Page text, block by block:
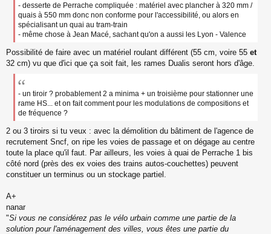
- desserte de Perrache compliquée : matériel avec plancher à 320 mm /
quais à 550 mm donc non conforme pour l'accessibilité, ou alors en
spécialisant un quai au tram-train
- même chose à Jean Macé, sachant qu'on a aussi les Lyon - Valence
Possibilité de faire avec un matériel roulant différent (55 cm, voire 55 et
32 cm) vu que d'ici que ça soit fait, les rames Dualis seront hors d'âge.
- un tiroir ? probablement 2 a minima + un troisième pour stationner une
rame HS... et on fait comment pour les modulations de compositions et
de fréquence ?
2 ou 3 tiroirs si tu veux : avec la démolition du bâtiment de l'agence de
recrutement Sncf, on ripe les voies de passage et on dégage au centre
toute la place qu'il faut. Par ailleurs, les voies à quai de Perrache 1 bis
côté nord (près des ex voies des trains autos-couchettes) peuvent
constituer un terminus ou un stockage partiel.
A+
nanar
"Si vous ne considérez pas le vélo urbain comme une partie de la
solution pour l'aménagement des villes, vous êtes une partie du